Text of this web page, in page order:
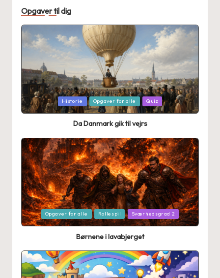
Opgaver til dig
Posted
in
Historie Opgaver for alle Quiz
Da Danmark gik til vejrs
Posted
in
Opgaver for alle Rollespil Sværhedsgrad 2
Børnene i lavabjerget